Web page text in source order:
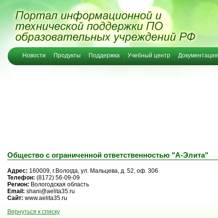
Новости Продукты Поддержка Учебный центр Документация
Общество с ограниченной ответственностью "А-Элита"
Адрес: 160009, г.Вологда, ул. Мальцева, д. 52, оф. 306
Телефон: (8172) 56-09-09
Регион: Вологодская область
Email: shani@aelita35.ru
Сайт: www.aelita35.ru
Вернуться к списку